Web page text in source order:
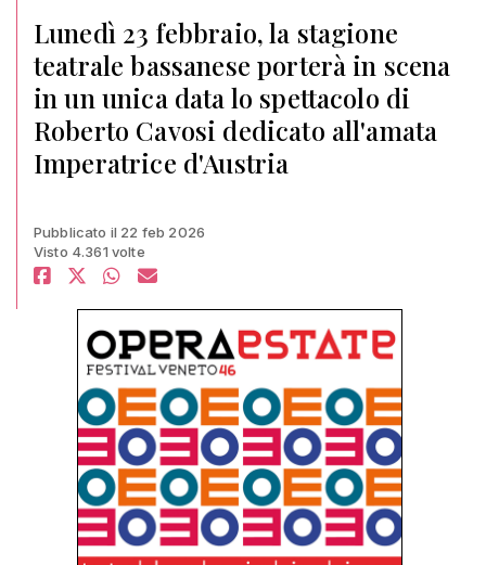
Lunedì 23 febbraio, la stagione
teatrale bassanese porterà in scena
in un unica data lo spettacolo di
Roberto Cavosi dedicato all'amata
Imperatrice d'Austria
Pubblicato il 22 feb 2026
Visto 4.361 volte